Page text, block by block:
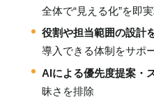
全体で“見える化”を即
役割や担当範囲の設計
導入できる体制をサポ
AIによる優先度提案・
昧さを排除